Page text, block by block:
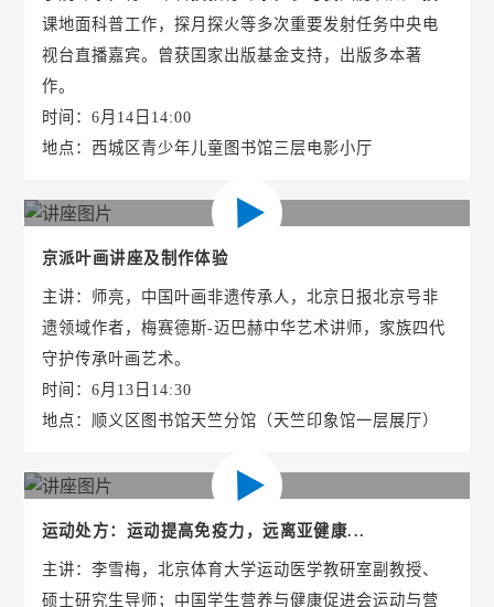
课地面科普工作，探月探火等多次重要发射任务中央电
视台直播嘉宾。曾获国家出版基金支持，出版多本著
作。
时间：6月14日14:00
地点：西城区青少年儿童图书馆三层电影小厅
京派叶画讲座及制作体验
主讲：师亮，中国叶画非遗传承人，北京日报北京号非
遗领域作者，梅赛德斯-迈巴赫中华艺术讲师，家族四代
守护传承叶画艺术。
时间：6月13日14:30
地点：顺义区图书馆天竺分馆（天竺印象馆一层展厅）
运动处方：运动提高免疫力，远离亚健康...
主讲：李雪梅，北京体育大学运动医学教研室副教授、
硕士研究生导师；中国学生营养与健康促进会运动与营